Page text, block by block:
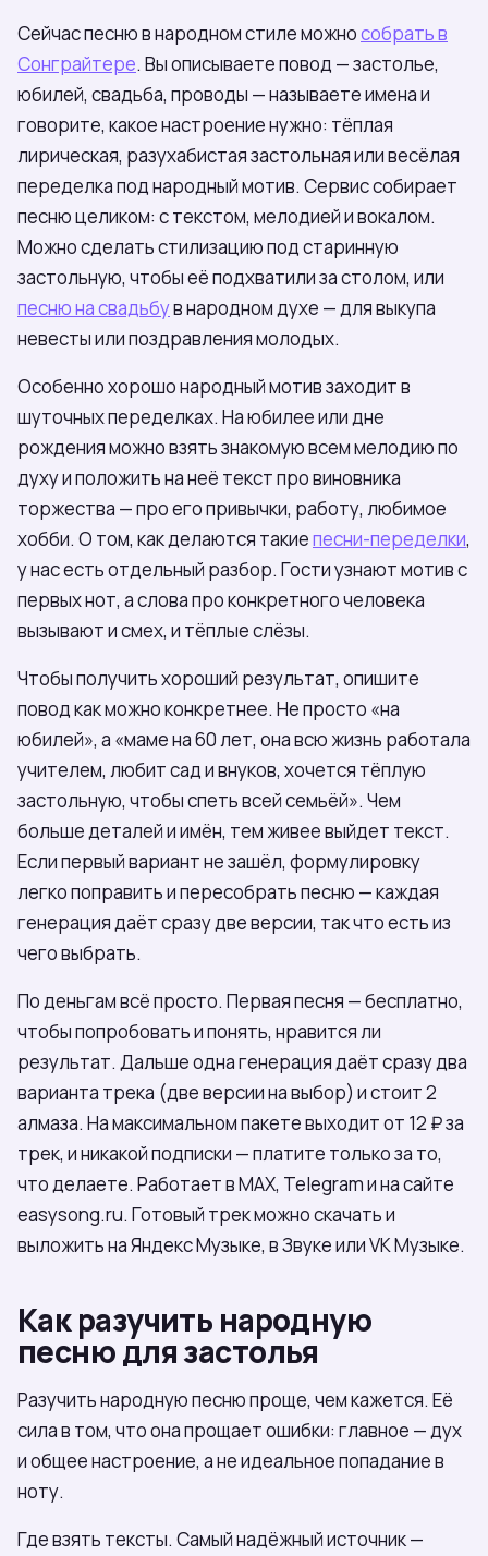
Сейчас песню в народном стиле можнособрать в
Сонграйтере. Вы описываете повод — застолье,
юбилей, свадьба, проводы — называете имена и
говорите, какое настроение нужно: тёплая
лирическая, разухабистая застольная или весёлая
переделка под народный мотив. Сервис собирает
песню целиком: с текстом, мелодией и вокалом.
Можно сделать стилизацию под старинную
застольную, чтобы её подхватили за столом, или
песню на свадьбув народном духе — для выкупа
невесты или поздравления молодых.
Особенно хорошо народный мотив заходит в
шуточных переделках. На юбилее или дне
рождения можно взять знакомую всем мелодию по
духу и положить на неё текст про виновника
торжества — про его привычки, работу, любимое
хобби. О том, как делаются такиепесни-переделки,
у нас есть отдельный разбор. Гости узнают мотив с
первых нот, а слова про конкретного человека
вызывают и смех, и тёплые слёзы.
Чтобы получить хороший результат, опишите
повод как можно конкретнее. Не просто «на
юбилей», а «маме на 60 лет, она всю жизнь работала
учителем, любит сад и внуков, хочется тёплую
застольную, чтобы спеть всей семьёй». Чем
больше деталей и имён, тем живее выйдет текст.
Если первый вариант не зашёл, формулировку
легко поправить и пересобрать песню — каждая
генерация даёт сразу две версии, так что есть из
чего выбрать.
По деньгам всё просто. Первая песня — бесплатно,
чтобы попробовать и понять, нравится ли
результат. Дальше одна генерация даёт сразу два
варианта трека (две версии на выбор) и стоит 2
алмаза. На максимальном пакете выходит от 12 ₽ за
трек, и никакой подписки — платите только за то,
что делаете. Работает в МАХ, Telegram и на сайте
easysong.ru. Готовый трек можно скачать и
выложить на Яндекс Музыке, в Звуке или VK Музыке.
Как разучить народную
песню для застолья
Разучить народную песню проще, чем кажется. Её
сила в том, что она прощает ошибки: главное — дух
и общее настроение, а не идеальное попадание в
ноту.
Где взять тексты. Самый надёжный источник —